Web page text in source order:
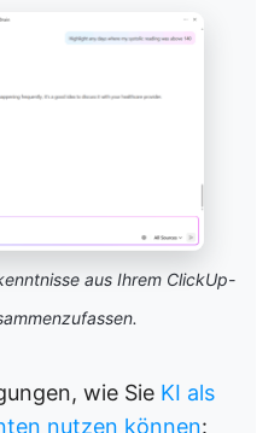
aus Ihrem ClickUp-
wie Sie KI als
nutzen können: